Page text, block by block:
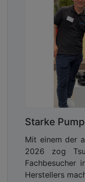
Starke
Mit einem der
2026 zog
Fachbesucher
Herstellers